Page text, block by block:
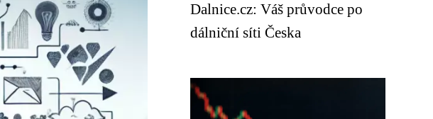
Dalnice.cz: Váš průvodce po
dálniční síti Česka